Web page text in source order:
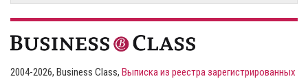
2004-2026, Business Class, Выписка из реестра зарегистрированных